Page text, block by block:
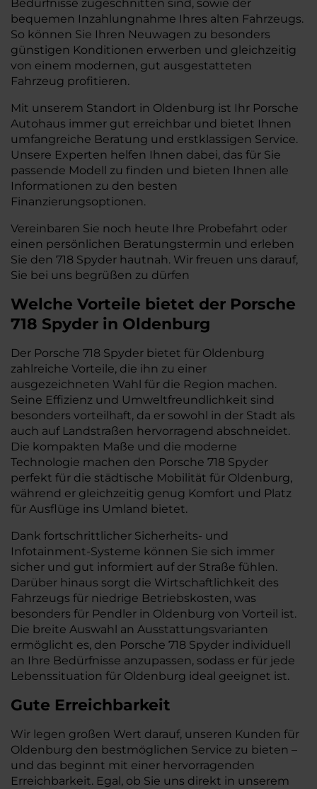
Bedürfnisse zugeschnitten sind, sowie der
bequemen Inzahlungnahme Ihres alten Fahrzeugs.
So können Sie Ihren Neuwagen zu besonders
günstigen Konditionen erwerben und gleichzeitig
von einem modernen, gut ausgestatteten
Fahrzeug profitieren.
Mit unserem Standort in Oldenburg ist Ihr Porsche
Autohaus immer gut erreichbar und bietet Ihnen
umfangreiche Beratung und erstklassigen Service.
Unsere Experten helfen Ihnen dabei, das für Sie
passende Modell zu finden und bieten Ihnen alle
Informationen zu den besten
Finanzierungsoptionen.
Vereinbaren Sie noch heute Ihre Probefahrt oder
einen persönlichen Beratungstermin und erleben
Sie den 718 Spyder hautnah. Wir freuen uns darauf,
Sie bei uns begrüßen zu dürfen
Welche Vorteile bietet der Porsche
718 Spyder in Oldenburg
Der Porsche 718 Spyder bietet für Oldenburg
zahlreiche Vorteile, die ihn zu einer
ausgezeichneten Wahl für die Region machen.
Seine Effizienz und Umweltfreundlichkeit sind
besonders vorteilhaft, da er sowohl in der Stadt als
auch auf Landstraßen hervorragend abschneidet.
Die kompakten Maße und die moderne
Technologie machen den Porsche 718 Spyder
perfekt für die städtische Mobilität für Oldenburg,
während er gleichzeitig genug Komfort und Platz
für Ausflüge ins Umland bietet.
Dank fortschrittlicher Sicherheits- und
Infotainment-Systeme können Sie sich immer
sicher und gut informiert auf der Straße fühlen.
Darüber hinaus sorgt die Wirtschaftlichkeit des
Fahrzeugs für niedrige Betriebskosten, was
besonders für Pendler in Oldenburg von Vorteil ist.
Die breite Auswahl an Ausstattungsvarianten
ermöglicht es, den Porsche 718 Spyder individuell
an Ihre Bedürfnisse anzupassen, sodass er für jede
Lebenssituation für Oldenburg ideal geeignet ist.
Gute Erreichbarkeit
Wir legen großen Wert darauf, unseren Kunden für
Oldenburg den bestmöglichen Service zu bieten –
und das beginnt mit einer hervorragenden
Erreichbarkeit. Egal, ob Sie uns direkt in unserem